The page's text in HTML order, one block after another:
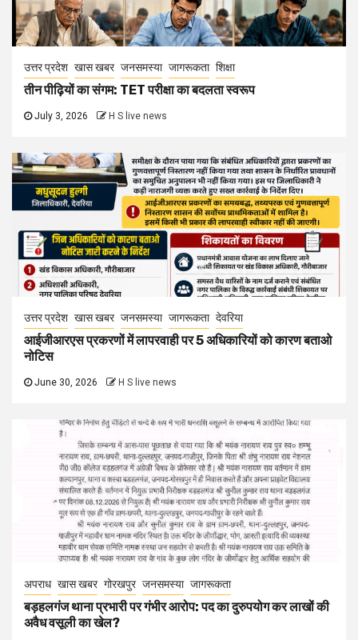
उत्तर प्रदेश खास खबर जनसमस्या जागरूकता शिक्षा
तीन पीढ़ियों का संगम: TET परीक्षा का बदलता स्वरूप
July 3, 2026 H S live news
उत्तर प्रदेश खास खबर जनसमस्या जागरूकता देवरिया
आईजीआरएस प्रकरणों में लापरवाही पर 5 अधिकारियों को कारण बताओ
नोटिस
June 30, 2026 H S live news
अपराध खास खबर गोरखपुर जनसमस्या जागरूकता
बड़हलगंज थाना प्रभारी पर गंभीर आरोप: पद का दुरुपयोग कर लाखों की
अवैध वसूली का खेल?